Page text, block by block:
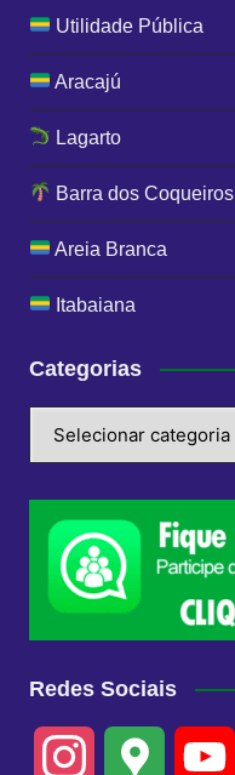
Utilidade Pública
Aracajú
Lagarto
Barra dos Coqueiros
Areia Branca
Itabaiana
Categorias
Redes Sociais